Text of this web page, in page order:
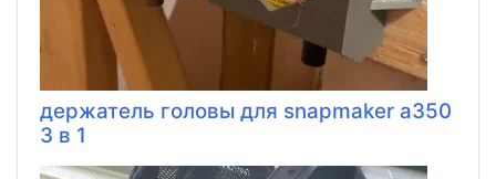
держатель головы для snapmaker a350
3 в 1